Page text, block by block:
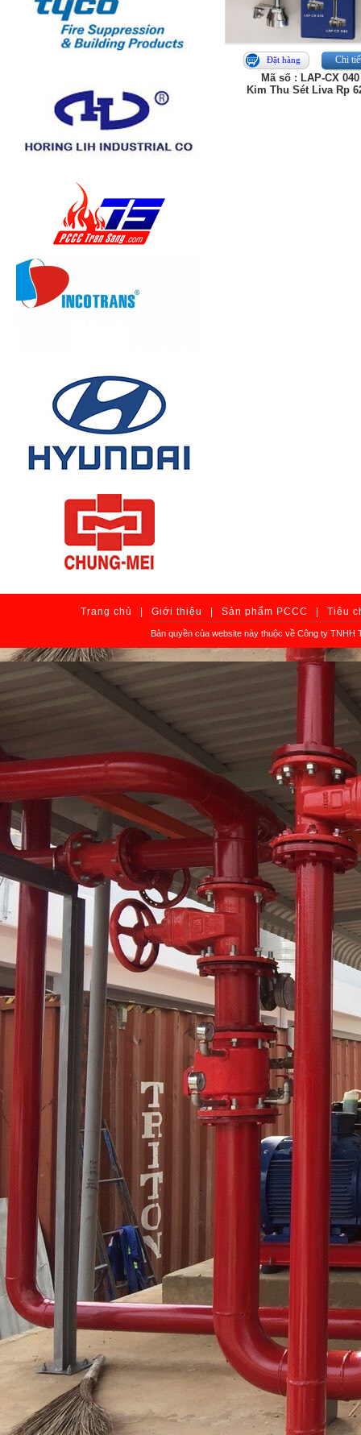
Đặt hàng Chi
Mã số : LAP-CX 040
Kim Thu Sét Liva Rp
Trang chủ Giới thiệu Sản phẩm PCCC Tiêu
Bản quyền của website này thuộc về Công ty TNHH